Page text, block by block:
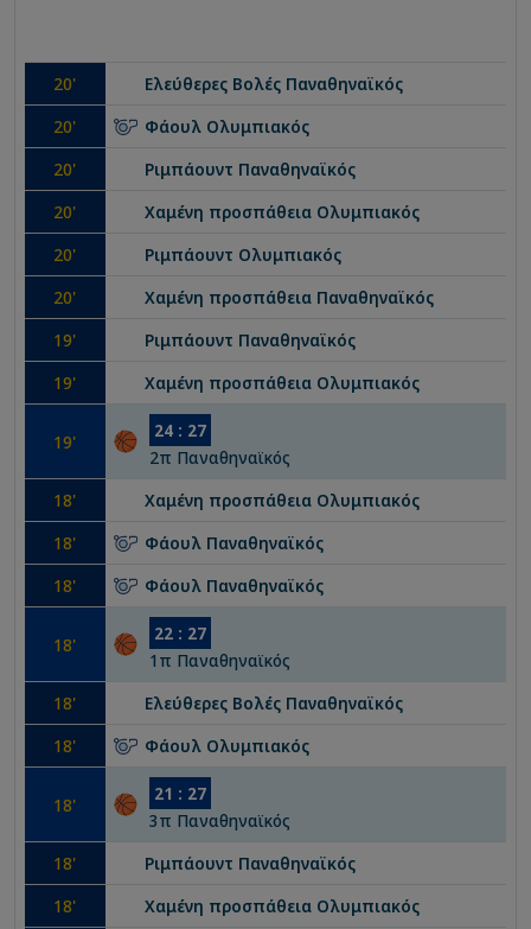
20' Ελεύθερες Βολές Παναθηναϊκός
20' Φάουλ Ολυμπιακός
20' Ριμπάουντ Παναθηναϊκός
20' Χαμένη προσπάθεια Ολυμπιακός
20' Ριμπάουντ Ολυμπιακός
20' Χαμένη προσπάθεια Παναθηναϊκός
19' Ριμπάουντ Παναθηναϊκός
19' Χαμένη προσπάθεια Ολυμπιακός
19' 24 : 27
2π Παναθηναϊκός
18' Χαμένη προσπάθεια Ολυμπιακός
18' Φάουλ Παναθηναϊκός
18' Φάουλ Παναθηναϊκός
18' 22 : 27
1 π Παναθηναϊκός
18' Ελεύθερες Βολές Παναθηναϊκός
18' Φάουλ Ολυμπιακός
18' 21 : 27
3π Παναθηναϊκός
18' Ριμπάουντ Παναθηναϊκός
18' Χαμένη προσπάθεια Ολυμπιακός